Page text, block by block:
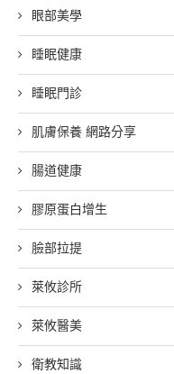
眼部美學
睡眠健康
睡眠門診
肌膚保養 網路分享
腸道健康
膠原蛋白增生
臉部拉提
萊攸診所
萊攸醫美
衛教知識